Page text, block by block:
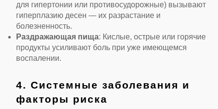
для гипертонии или противосудорожные) вызывают
гиперплазию десен — их разрастание и
болезненность.
Раздражающая пища: Кислые, острые или горячие
продукты усиливают боль при уже имеющемся
воспалении.
4. Системные заболевания и
факторы риска